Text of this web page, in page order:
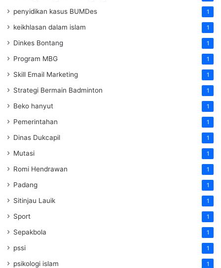
penyidikan kasus BUMDes 1
keikhlasan dalam islam 1
Dinkes Bontang 1
Program MBG 1
Skill Email Marketing 1
Strategi Bermain Badminton 1
Beko hanyut 1
Pemerintahan 1
Dinas Dukcapil 1
Mutasi 1
Romi Hendrawan 1
Padang 1
Sitinjau Lauik 1
Sport 1
Sepakbola 1
pssi 1
psikologi islam 1